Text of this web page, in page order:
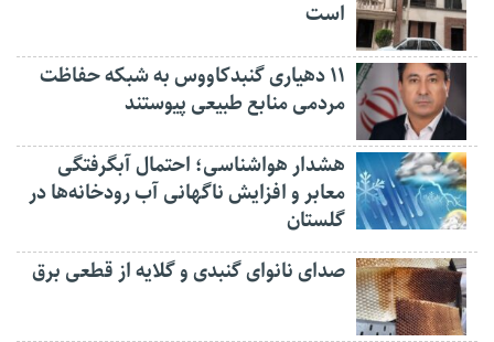
است
۱۱ دهیاری گنبدکاووس به شبکه حفاظت
مردمی منابع طبیعی پیوستند
هشدار هواشناسی؛ احتمال آبگرفتگی
معابر و افزایش ناگهانی آب رودخانه‌ها در
گلستان
صدای نانوای گنبدی و گلایه از قطعی برق